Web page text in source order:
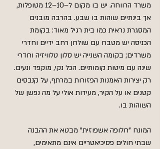
משרד הרווחה. יש בו מקום ל–10–12 מטופלות,
אך בינתיים שוהות בו שבע. בהרבה מובנים
המסגרת נראית כמו בית רגיל מאוד: בקומת
הכניסה יש מטבח עם שולחן רחב ידיים וחדרי
משרדים; בקומה השנייה יש סלון טלוויזיה וחדרי
שינה עם מיטות קומותיים. הכל נקי, מוקפד ונעים.
רק יצירות האמנות הפזורות במרתף, על קנבסים
קטנים או על הקיר, מעידות אולי על מה נפשן של
השוהות בו.
המונח "חלופה אשפוזית" מבטא את ההבנה
שבתי חולים פסיכיאטריים אינם מתאימים,